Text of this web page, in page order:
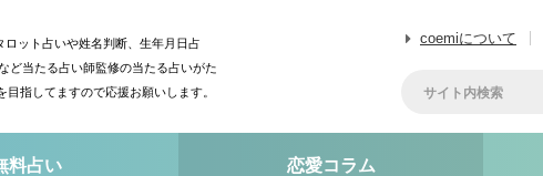
ット占いや姓名判断、生年月日占
ど当たる占い師監修の当たる占いがた
指してますので応援お願いします。
coemiについて
料占い 恋愛コラム